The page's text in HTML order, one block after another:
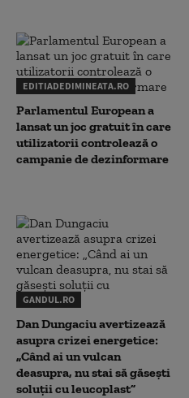
EDITIADEDIMINEATA.RO
Parlamentul European a
lansat un joc gratuit în care
utilizatorii controlează o
campanie de dezinformare
GANDUL.RO
Dan Dungaciu avertizează
asupra crizei energetice:
„Când ai un vulcan
deasupra, nu stai să găsești
soluții cu leucoplast”